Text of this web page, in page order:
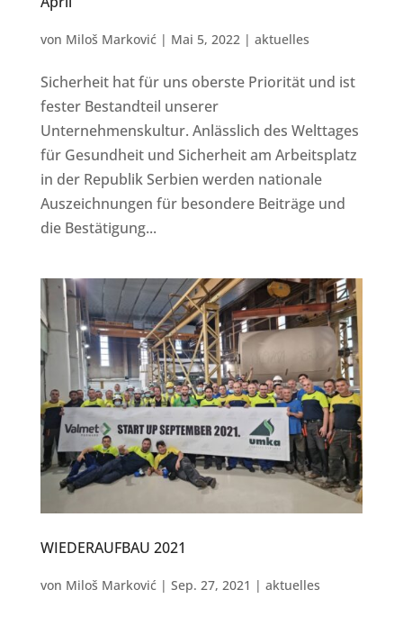
von Miloš Marković| Mai 5, 2022| aktuelles
Sicherheit hat für uns oberste Priorität und ist
fester Bestandteil unserer
Unternehmenskultur. Anlässlich des Welttages
für Gesundheit und Sicherheit am Arbeitsplatz
in der Republik Serbien werden nationale
Auszeichnungen für besondere Beiträge und
die Bestätigung...
WIEDERAUFBAU 2021
von Miloš Marković| Sep. 27, 2021 | aktuelles